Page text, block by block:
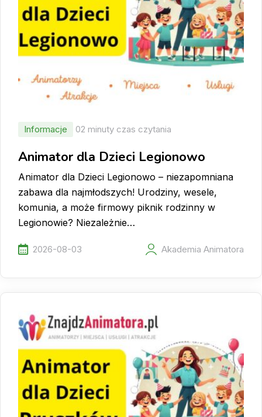
Informacje 02 minuty czas czytania
Animator dla Dzieci Legionowo
Animator dla Dzieci Legionowo – niezapomniana
zabawa dla najmłodszych! Urodziny, wesele,
komunia, a może firmowy piknik rodzinny w
Legionowie? Niezależnie…
2026-08-03 Akademia Animatora